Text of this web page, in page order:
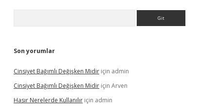
Son yorumlar
Cinsiyet Bağımlı Değişken Midir için admin
Cinsiyet Bağımlı Değişken Midir için Arven
Hasır Nerelerde Kullanılır için admin